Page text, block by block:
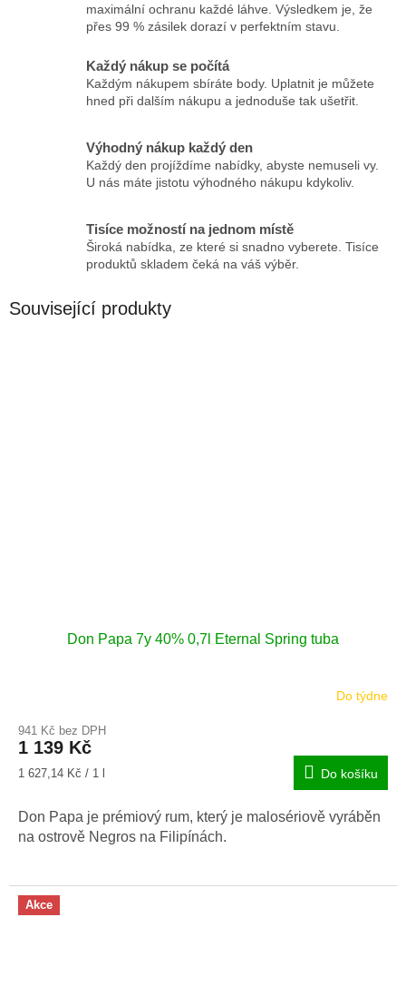
maximální ochranu každé láhve. Výsledkem je, že
přes 99 % zásilek dorazí v perfektním stavu.
Každý nákup se počítá
Každým nákupem sbíráte body. Uplatnit je můžete
hned při dalším nákupu a jednoduše tak ušetřit.
Výhodný nákup každý den
Každý den projíždíme nabídky, abyste nemuseli vy.
U nás máte jistotu výhodného nákupu kdykoliv.
Tisíce možností na jednom místě
Široká nabídka, ze které si snadno vyberete. Tisíce
produktů skladem čeká na váš výběr.
Související produkty
Don Papa 7y 40% 0,7l Eternal Spring tuba
produktu
je
4,7
hvězdiček.
Do týdne
941 Kč bez DPH
1 139 Kč
Měrná
1 627,14 Kč / 1 l Do košíku
Don Papa je prémiový rum, který je malosériově vyráběn
na ostrově Negros na Filipínách.
Akce